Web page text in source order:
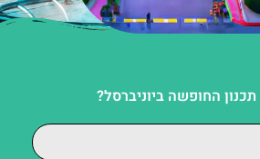
החופשה ביוניברסל?